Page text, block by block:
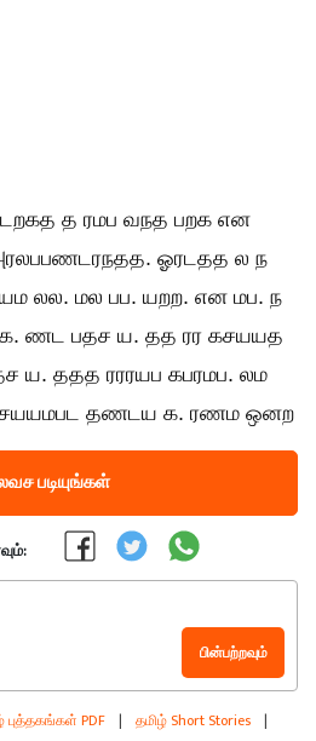
த ரமப வநத பறக என
ஓரடதத ல ந
லல. மல பப. யறற. என மப. ந
ணட பதச ய. தத ரர கசயயத
ய. ததத ரரரயப கபரமப. லம
தணடய க. ரணம ஒனற
படியுங்கள்
பின்பற்றவும்
புத்தகங்கள் PDF | தமிழ் Short Stories |